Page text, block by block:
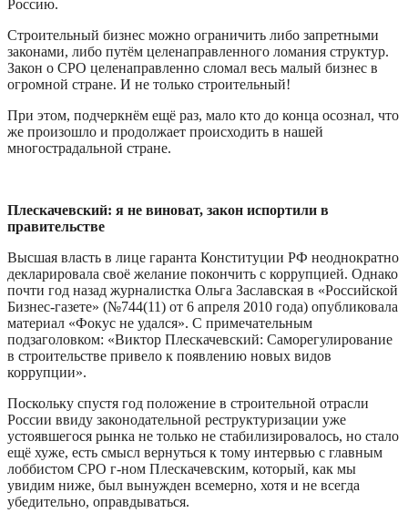
Россию.
Строительный бизнес можно ограничить либо запретными
законами, либо путём целенаправленного ломания структур.
Закон о СРО целенаправленно сломал весь малый бизнес в
огромной стране. И не только строительный!
При этом, подчеркнём ещё раз, мало кто до конца осознал, что
же произошло и продолжает происходить в нашей
многострадальной стране.
Плескачевский: я не виноват, закон испортили в
правительстве
Высшая власть в лице гаранта Конституции РФ неоднократно
декларировала своё желание покончить с коррупцией. Однако
почти год назад журналистка Ольга Заславская в «Российской
Бизнес-газете» (№744(11) от 6 апреля 2010 года) опубликовала
материал «Фокус не удался». С примечательным
подзаголовком: «Виктор Плескачевский: Саморегулирование
в строительстве привело к появлению новых видов
коррупции».
Поскольку спустя год положение в строительной отрасли
России ввиду законодательной реструктуризации уже
устоявшегося рынка не только не стабилизировалось, но стало
ещё хуже, есть смысл вернуться к тому интервью с главным
лоббистом СРО г-ном Плескачевским, который, как мы
увидим ниже, был вынужден всемерно, хотя и не всегда
убедительно, оправдываться.